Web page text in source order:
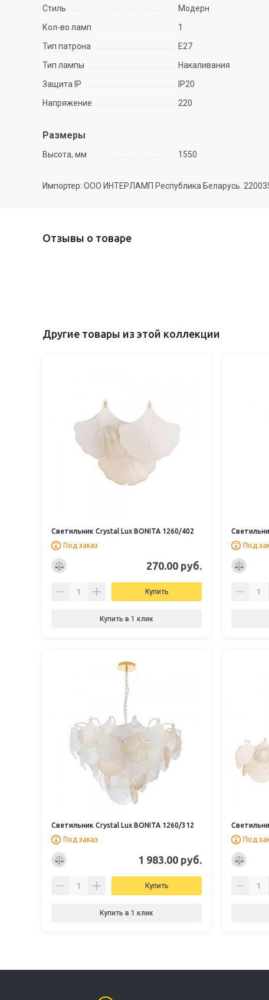
Стиль
Модерн
Кол-во ламп
1
Тип патрона
E27
Тип лампы
Накаливания
Защита IP
IP20
Напряжение
220
Размеры
Высота, мм 1550
Импортер: ООО ИНТЕРЛАМП Республика Беларусь.
Отзывы о товаре
Другие товары из этой коллекции
Светильник Crystal Lux BONITA 1260/402
Под заказ
270.00 руб.
Купить
Купить в 1 клик
Под
Светильник Crystal Lux BONITA 1260/312
Под заказ
1 983.00 руб.
Купить
Купить в 1 клик
Под